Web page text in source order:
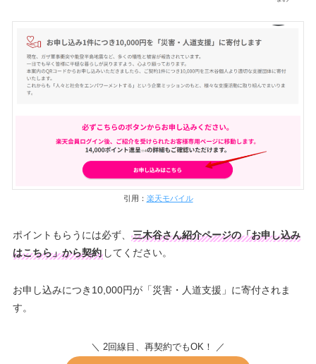
引用： 楽天モバイル
ポイントもらうには必ず、
三木谷さん紹介ページの「お申し込み
はこちら」から契約してください。
お申し込みにつき10,000円が「災害・人道支援」に寄付されま
す。
＼ 2回線目、再契約でもOK！ ／